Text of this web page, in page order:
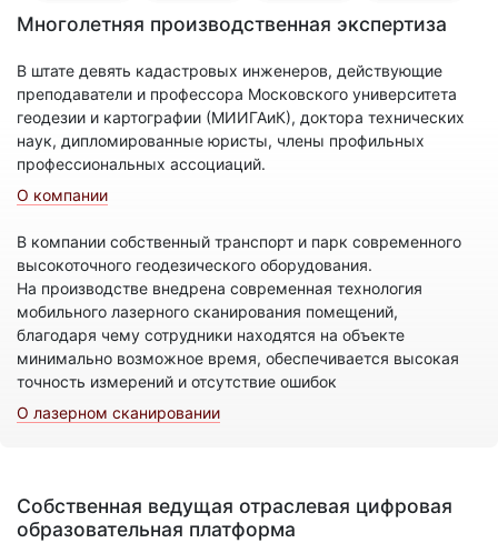
Многолетняя производственная экспертиза
В штате девять кадастровых инженеров, действующие
преподаватели и профессора Московского университета
геодезии и картографии (МИИГАиК), доктора технических
наук, дипломированные юристы, члены профильных
профессиональных ассоциаций.
О компании
В компании собственный транспорт и парк современного
высокоточного геодезического оборудования.
На производстве внедрена современная технология
мобильного лазерного сканирования помещений,
благодаря чему сотрудники находятся на объекте
минимально возможное время, обеспечивается высокая
точность измерений и отсутствие ошибок
О лазерном сканировании
Собственная ведущая отраслевая цифровая
образовательная платформа